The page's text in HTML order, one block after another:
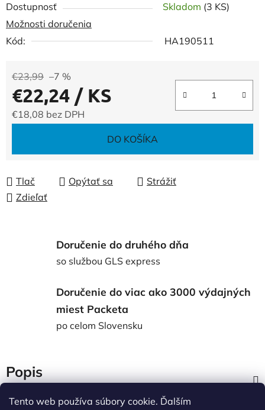
Tento web používa súbory cookie. Ďalším
Dostupnosť Skladom (3 KS)
Možnosti doručenia
Kód:
HA190511
€23,99 –7 %
€22,24 / KS
€18,08 bez DPH
DO KOŠÍKA
Tlač Opýtať sa
Strážiť
Zdieľať
Doručenie do druhého dňa
so službou GLS express
Doručenie do viac ako 3000 výdajných
miest Packeta
po celom Slovensku
Popis